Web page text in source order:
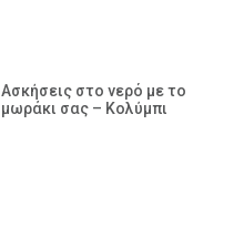
Ασκήσεις στο νερό με το
μωράκι σας – Κολύμπι